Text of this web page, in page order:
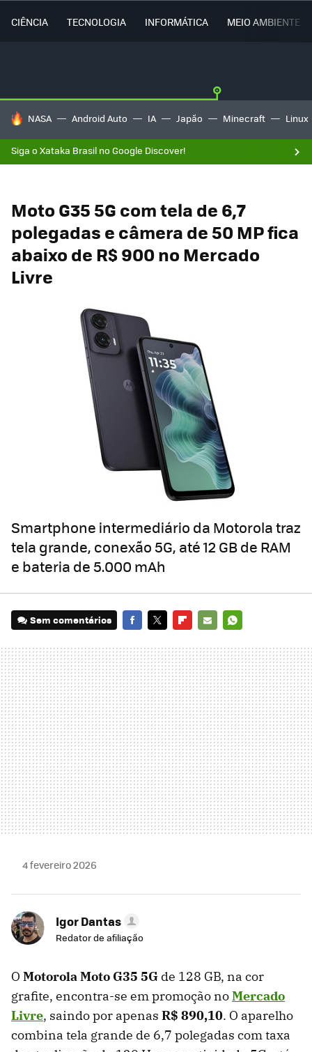
CIÊNCIA TECNOLOGIA INFORMÁTICA MEIO AMBIENTE
TENDÊNCIAS DO DIA
NASA Android Auto IA Japão Minecraft Linux
Siga o Xataka Brasil no Google Discover!
Moto G35 5G com tela de 6,7
polegadas e câmera de 50 MP fica
abaixo de R$ 900 no Mercado
Livre
Smartphone intermediário da Motorola traz
tela grande, conexão 5G, até 12 GB de RAM
e bateria de 5.000 mAh
Sem comentários
MAIL
4 fevereiro 2026
Igor Dantas
Redator de afiliação
O MotorolaMoto G35 5G de 128 GB, na cor
grafite, encontra-se em promoção noMercado
Livre, saindo por apenas R$ 890,10. O aparelho
combina tela grande de 6,7 polegadas com taxa